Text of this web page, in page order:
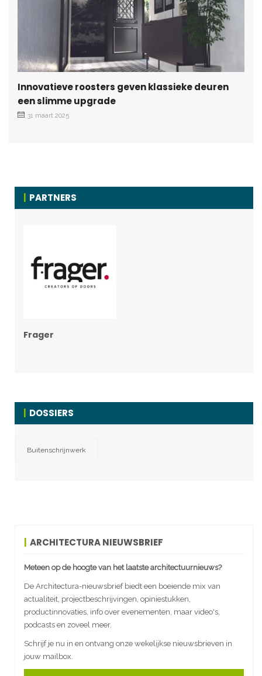
Innovatieve roosters geven klassieke deuren
een slimme upgrade
31 maart 2025
PARTNERS
Frager
DOSSIERS
Buitenschrijnwerk
ARCHITECTURA NIEUWSBRIEF
Meteen op de hoogte van het laatste architectuurnieuws?
De Architectura-nieuwsbrief biedt een boeiende mix van
actualiteit, projectbeschrijvingen, opiniestukken,
productinnovaties, info over evenementen, maar video's,
podcasts en zoveel meer.
Schrijf je nu in en ontvang onze wekelijkse nieuwsbrieven in
jouw mailbox.